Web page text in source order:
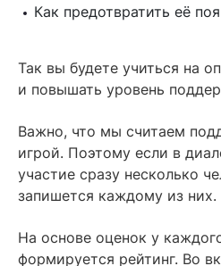
Как предотвратить её
Так вы будете учиться на
и повышать уровень
Важно, что мы считаем
игрой. Поэтому если в
участие сразу несколько
запишется каждому из них.
На основе оценок у
формируется рейтинг. Во